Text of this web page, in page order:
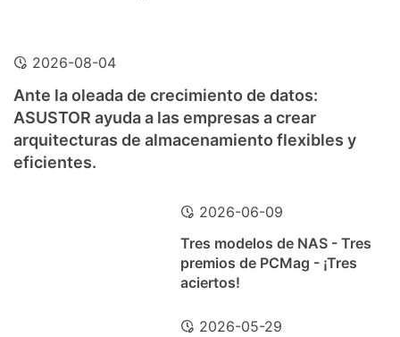
2026-08-04
Ante la oleada de crecimiento de datos:
ASUSTOR ayuda a las empresas a crear
arquitecturas de almacenamiento flexibles y
eficientes.
2026-06-09
Tres modelos de NAS - Tres
premios de PCMag - ¡Tres
aciertos!
2026-05-29